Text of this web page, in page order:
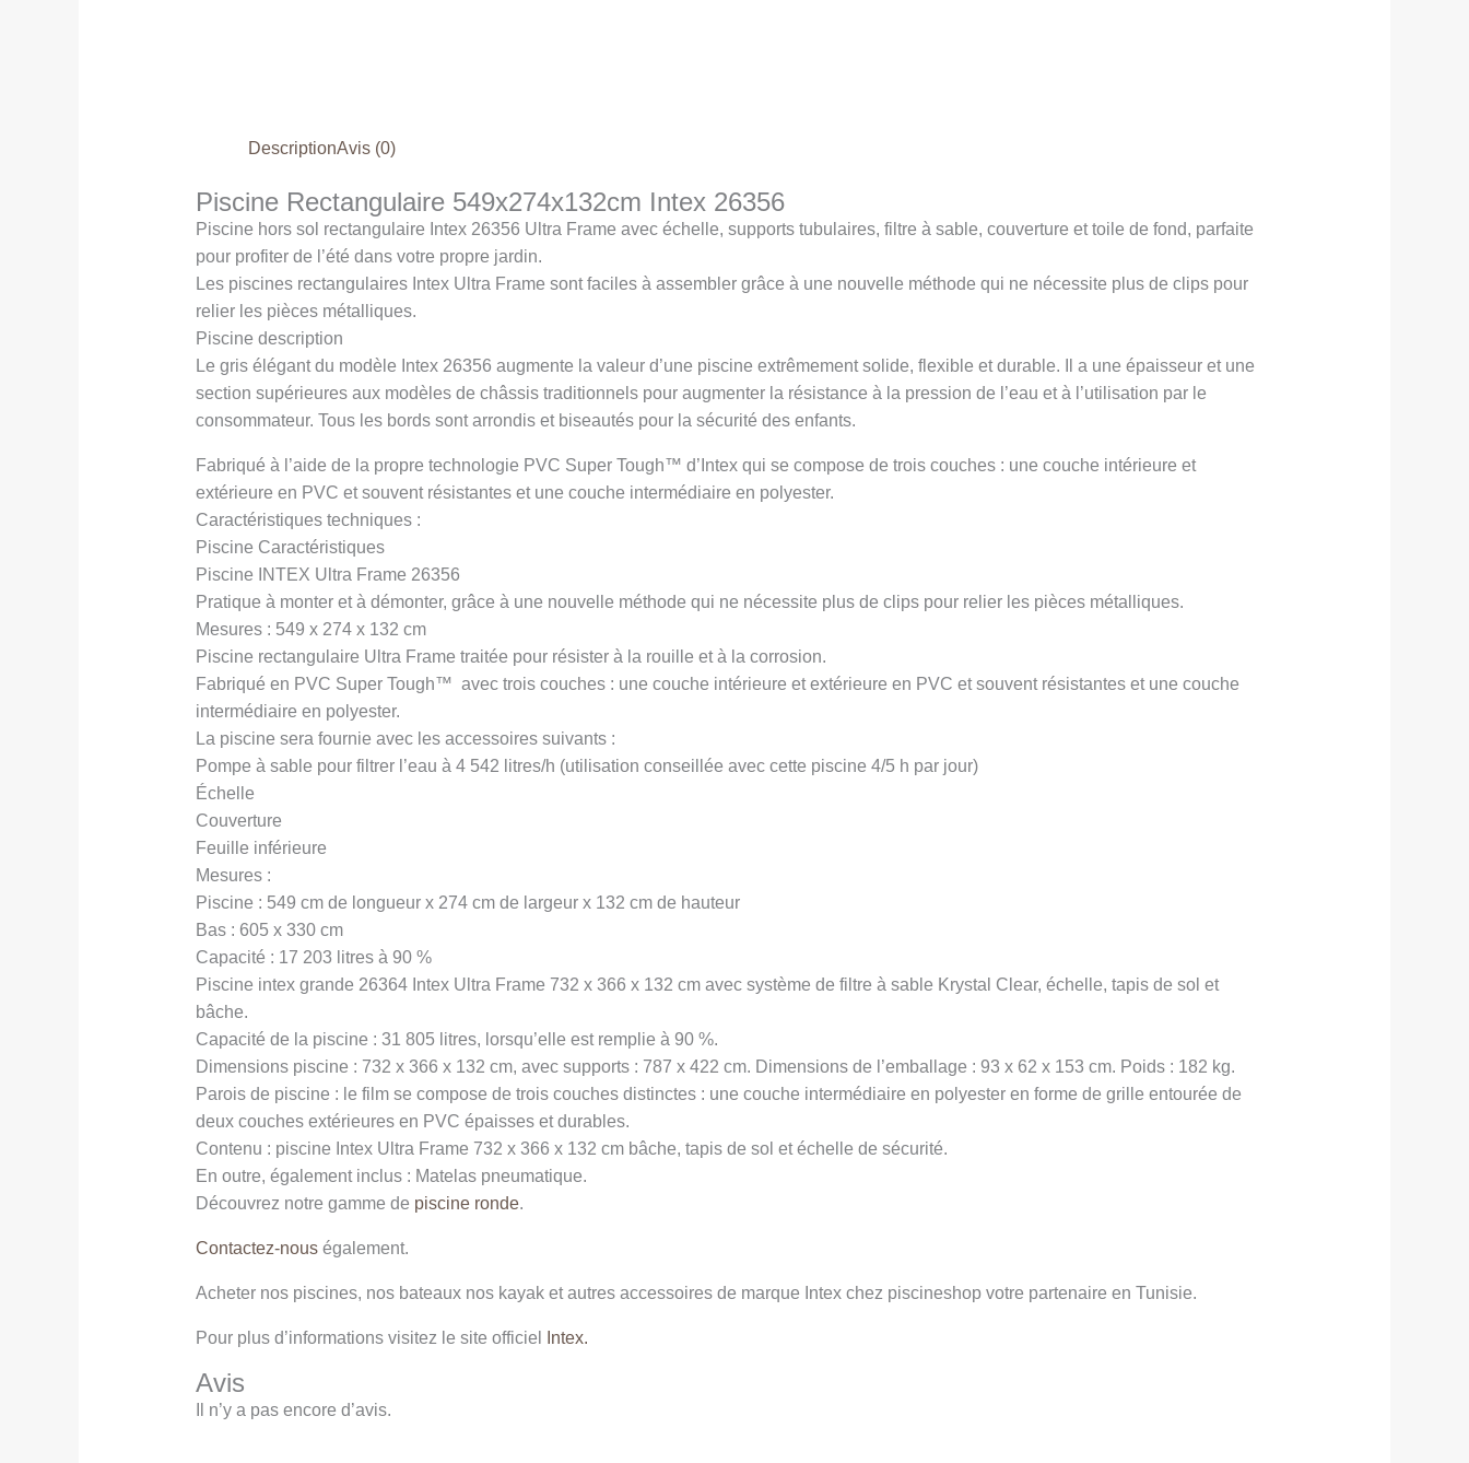
DescriptionAvis (0)
Piscine Rectangulaire 549x274x132cm Intex 26356
Piscine hors sol rectangulaire Intex 26356 Ultra Frame avec échelle, supports tubulaires, filtre à sable, couverture et toile de fond, parfaite
pour profiter de l’été dans votre propre jardin.
Les piscines rectangulaires Intex Ultra Frame sont faciles à assembler grâce à une nouvelle méthode qui ne nécessite plus de clips pour
relier les pièces métalliques.
Piscine description
Le gris élégant du modèle Intex 26356 augmente la valeur d’une piscine extrêmement solide, flexible et durable. Il a une épaisseur et une
section supérieures aux modèles de châssis traditionnels pour augmenter la résistance à la pression de l’eau et à l’utilisation par le
consommateur. Tous les bords sont arrondis et biseautés pour la sécurité des enfants.
Fabriqué à l’aide de la propre technologie PVC Super Tough™ d’Intex qui se compose de trois couches : une couche intérieure et
extérieure en PVC et souvent résistantes et une couche intermédiaire en polyester.
Caractéristiques techniques :
Piscine Caractéristiques
Piscine INTEX Ultra Frame 26356
Pratique à monter et à démonter, grâce à une nouvelle méthode qui ne nécessite plus de clips pour relier les pièces métalliques.
Mesures : 549 x 274 x 132 cm
Piscine rectangulaire Ultra Frame traitée pour résister à la rouille et à la corrosion.
Fabriqué en PVC Super Tough™ avec trois couches : une couche intérieure et extérieure en PVC et souvent résistantes et une couche
intermédiaire en polyester.
La piscine sera fournie avec les accessoires suivants :
Pompe à sable pour filtrer l’eau à 4 542 litres/h (utilisation conseillée avec cette piscine 4/5 h par jour)
Échelle
Couverture
Feuille inférieure
Mesures :
Piscine : 549 cm de longueur x 274 cm de largeur x 132 cm de hauteur
Bas : 605 x 330 cm
Capacité : 17 203 litres à 90 %
Piscine intex grande 26364 Intex Ultra Frame 732 x 366 x 132 cm avec système de filtre à sable Krystal Clear, échelle, tapis de sol et
bâche.
Capacité de la piscine : 31 805 litres, lorsqu’elle est remplie à 90 %.
Dimensions piscine : 732 x 366 x 132 cm, avec supports : 787 x 422 cm. Dimensions de l’emballage : 93 x 62 x 153 cm. Poids : 182 kg.
Parois de piscine : le film se compose de trois couches distinctes : une couche intermédiaire en polyester en forme de grille entourée de
deux couches extérieures en PVC épaisses et durables.
Contenu : piscine Intex Ultra Frame 732 x 366 x 132 cm bâche, tapis de sol et échelle de sécurité.
En outre, également inclus : Matelas pneumatique.
Découvrez notre gamme de piscine ronde.
Contactez-nouségalement.
Acheter nos piscines, nos bateaux nos kayak et autres accessoires de marque Intex chez piscineshop votre partenaire en Tunisie.
Pour plus d’informations visitez le site officiel Intex.
Avis
Il n’y a pas encore d’avis.